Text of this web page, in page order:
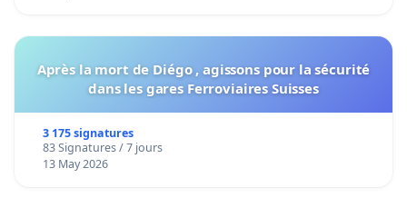
Après la mort de Diégo , agissons pour la sécurité
dans les gares Ferroviaires Suisses
3 175 signatures
83 Signatures / 7 jours
13 May 2026